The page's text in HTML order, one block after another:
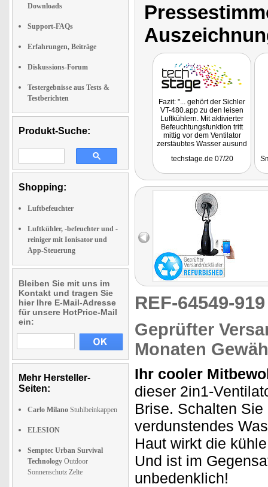
Downloads
Support-FAQs
Erfahrungen, Beiträge
Diskussions-Forum
Testergebnisse aus Tests &
Testberichten
Produkt-Suche:
Shopping:
Luftbefeuchter
Luftkühler, -befeuchter und -
reiniger mit Ionisator und
App-Steuerung
Bleiben Sie mit uns im
Kontakt und tragen Sie
hier Ihre E-Mail-Adresse
für unsere HotPrice-Mail
ein:
Mehr Hersteller-
Seiten:
Carlo Milano Stuhlbeinkappen
ELESION
Semptec Urban Survival
Technology Outdoor
Sonnenschutz Zelte
Fazit: "... gehört der Sichler
VT-480.app zu den leisen
Luftkühlern. Mit aktivierter
Befeuchtungsfunktion tritt
mittig vor dem Ventilator
zerstäubtes Wasser ausund
ist als Nebel deutlich
techstage.de 07/20
REF-64549-
Geprüfter
Monaten
Ihr cooler
dieser 2in1-
Brise. Schalten
verdunstendes
Haut wirkt die
Und ist im
unbedenklich!